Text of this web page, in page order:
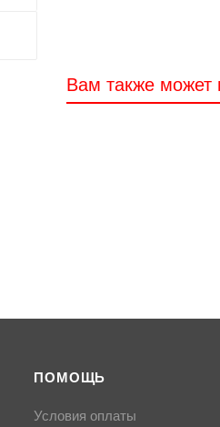
Вам также может
ПОМОЩЬ
Условия оплаты